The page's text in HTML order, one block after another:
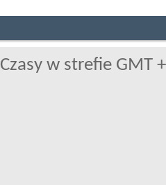
Czasy w strefie GMT